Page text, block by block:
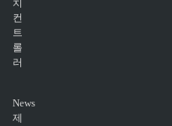
치
컨
트
롤
러
News
제